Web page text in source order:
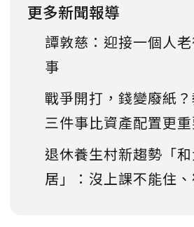
更多新聞報導
譚敦慈：迎接一個人
事
戰爭開打，錢變廢紙
三件事比資產配置更重
退休養生村新趨勢「
居」：沒上課不能住